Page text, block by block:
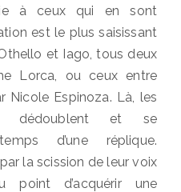
à ceux qui en sont
est le plus saisissant
et Iago, tous deux
Lorca, ou ceux entre
Nicole Espinoza. Là, les
dédoublent et se
d’une réplique.
la scission de leur voix
point d’acquérir une